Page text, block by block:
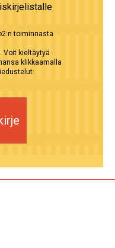
toiminnasta
. Voit kieltäytyä
klikkaamalla